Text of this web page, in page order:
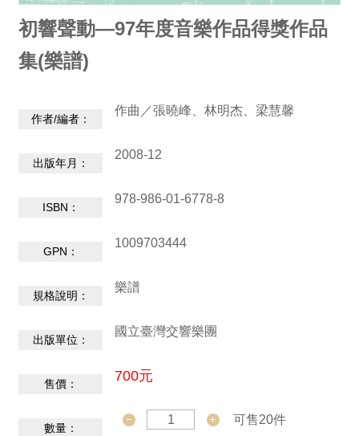
活
動
出
初響聲動—97年度音樂作品得獎作品
集(樂譜)
作者/編者：
作曲／張曉峰、林明杰、梁慧馨
出版年月：
2008-12
ISBN：
978-986-01-6778-8
GPN：
1009703444
規格說明：
樂譜
出版單位：
國立臺灣交響樂團
售價： 700元
數量：
可售20件